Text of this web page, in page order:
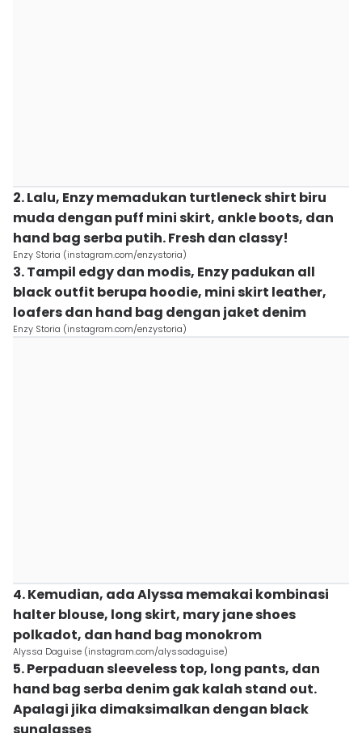
2. Lalu, Enzy memadukan turtleneck shirt biru
muda dengan puff mini skirt, ankle boots, dan
hand bag serba putih. Fresh dan classy!
Enzy Storia (instagram.com/enzystoria)
3. Tampil edgy dan modis, Enzy padukan all
black outfit berupa hoodie, mini skirt leather,
loafers dan hand bag dengan jaket denim
Enzy Storia (instagram.com/enzystoria)
4. Kemudian, ada Alyssa memakai kombinasi
halter blouse, long skirt, mary jane shoes
polkadot, dan hand bag monokrom
Alyssa Daguise (instagram.com/alyssadaguise)
5. Perpaduan sleeveless top, long pants, dan
hand bag serba denim gak kalah stand out.
Apalagi jika dimaksimalkan dengan black